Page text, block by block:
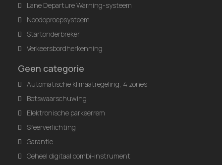
Lane Departure Warning-systeem
Noodoproepsysteem
Startonderbreker
Verkeersbordherkenning
Geen categorie
Automatische klimaatregeling, 4 zones
Botswaarschuwing
Elektronische parkeerrem
Sfeerverlichting
Garantie
Geheel digitaal combi-instrument